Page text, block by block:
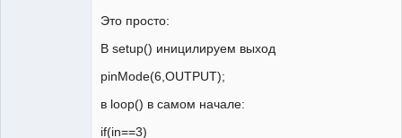
Это просто:
В setup() иницилируем выход
pinMode(6,OUTPUT);
в loop() в самом начале:
if(in==3)